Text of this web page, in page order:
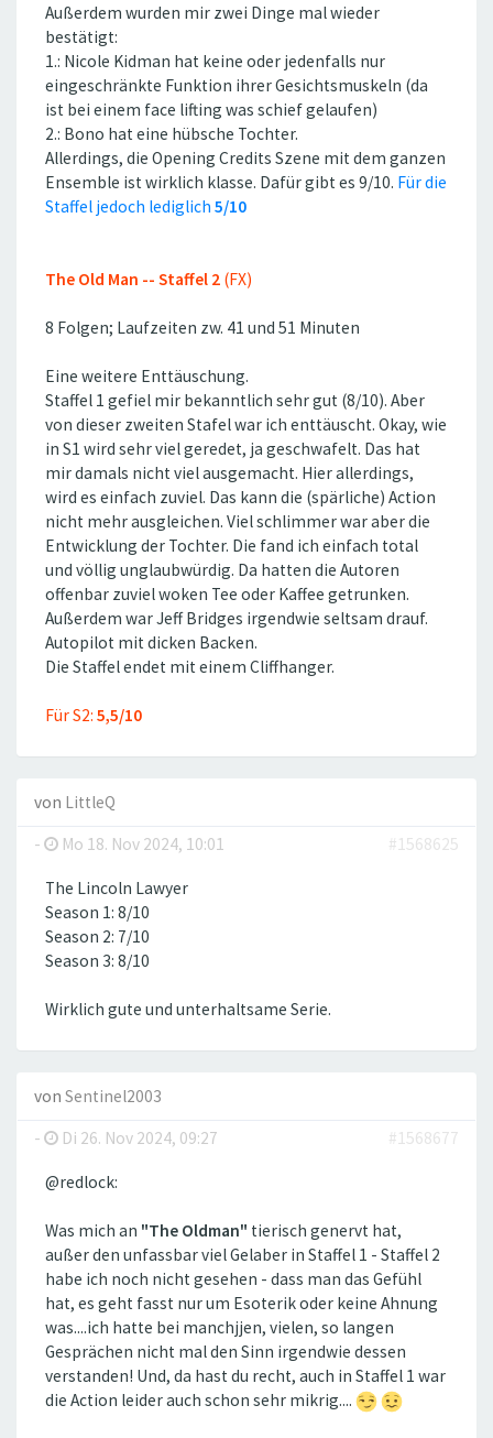
Außerdem wurden mir zwei Dinge mal wieder
bestätigt:
1.: Nicole Kidman hat keine oder jedenfalls nur
eingeschränkte Funktion ihrer Gesichtsmuskeln (da
ist bei einem face lifting was schief gelaufen)
2.: Bono hat eine hübsche Tochter.
Allerdings, die Opening Credits Szene mit dem ganzen
Ensemble ist wirklich klasse. Dafür gibt es 9/10. Für die
Staffel jedoch lediglich 5/10
The Old Man -- Staffel 2 (FX)
8 Folgen; Laufzeiten zw. 41 und 51 Minuten
Eine weitere Enttäuschung.
Staffel 1 gefiel mir bekanntlich sehr gut (8/10). Aber
von dieser zweiten Stafel war ich enttäuscht. Okay, wie
in S1 wird sehr viel geredet, ja geschwafelt. Das hat
mir damals nicht viel ausgemacht. Hier allerdings,
wird es einfach zuviel. Das kann die (spärliche) Action
nicht mehr ausgleichen. Viel schlimmer war aber die
Entwicklung der Tochter. Die fand ich einfach total
und völlig unglaubwürdig. Da hatten die Autoren
offenbar zuviel woken Tee oder Kaffee getrunken.
Außerdem war Jeff Bridges irgendwie seltsam drauf.
Autopilot mit dicken Backen.
Die Staffel endet mit einem Cliffhanger.
Für S2: 5,5/10
von LittleQ
-
Mo 18. Nov 2024, 10:01 #1568625
The Lincoln Lawyer
Season 1: 8/10
Season 2: 7/10
Season 3: 8/10
Wirklich gute und unterhaltsame Serie.
von Sentinel2003
-
Di 26. Nov 2024, 09:27 #1568677
@redlock:
Was mich an "The Oldman" tierisch genervt hat,
außer den unfassbar viel Gelaber in Staffel 1 - Staffel 2
habe ich noch nicht gesehen - dass man das Gefühl
hat, es geht fasst nur um Esoterik oder keine Ahnung
was....ich hatte bei manchjjen, vielen, so langen
Gesprächen nicht mal den Sinn irgendwie dessen
verstanden! Und, da hast du recht, auch in Staffel 1 war
die Action leider auch schon sehr mikrig....